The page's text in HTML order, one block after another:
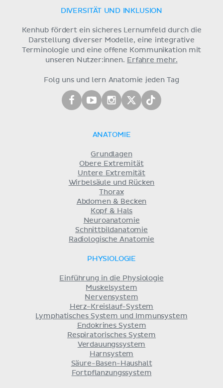
DIVERSITÄT UND INKLUSION
Kenhub fördert ein sicheres Lernumfeld durch die
Darstellung diverser Modelle, eine integrative
Terminologie und eine offene Kommunikation mit
unseren Nutzer:innen. Erfahre mehr.
Folg uns und lern Anatomie jeden Tag
ANATOMIE
Grundlagen
Obere Extremität
Untere Extremität
Wirbelsäule und Rücken
Thorax
Abdomen & Becken
Kopf & Hals
Neuroanatomie
Schnittbildanatomie
Radiologische Anatomie
PHYSIOLOGIE
Einführung in die Physiologie
Muskelsystem
Nervensystem
Herz-Kreislauf-System
Lymphatisches System und Immunsystem
Endokrines System
Respiratorisches System
Verdauungssystem
Harnsystem
Säure-Basen-Haushalt
Fortpflanzungssystem